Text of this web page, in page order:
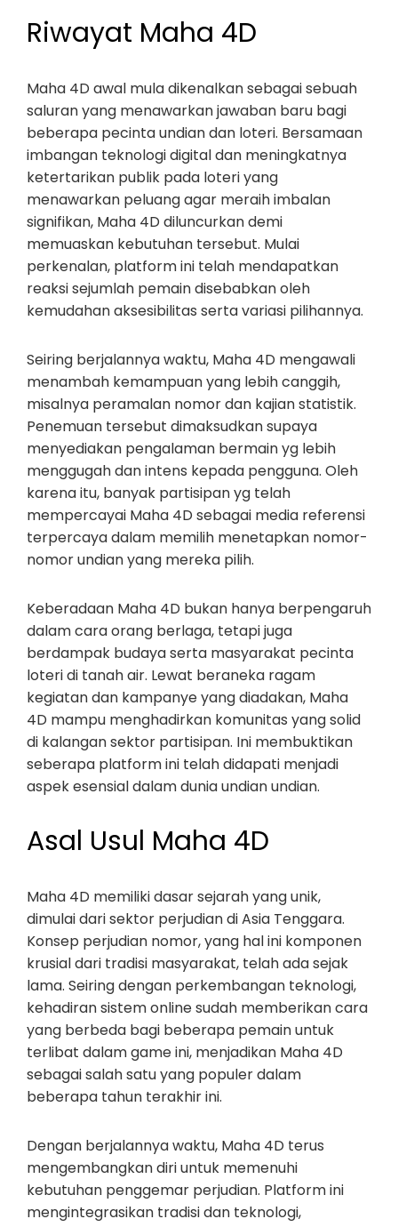
Riwayat Maha 4D
Maha 4D awal mula dikenalkan sebagai sebuah
saluran yang menawarkan jawaban baru bagi
beberapa pecinta undian dan loteri. Bersamaan
imbangan teknologi digital dan meningkatnya
ketertarikan publik pada loteri yang
menawarkan peluang agar meraih imbalan
signifikan, Maha 4D diluncurkan demi
memuaskan kebutuhan tersebut. Mulai
perkenalan, platform ini telah mendapatkan
reaksi sejumlah pemain disebabkan oleh
kemudahan aksesibilitas serta variasi pilihannya.
Seiring berjalannya waktu, Maha 4D mengawali
menambah kemampuan yang lebih canggih,
misalnya peramalan nomor dan kajian statistik.
Penemuan tersebut dimaksudkan supaya
menyediakan pengalaman bermain yg lebih
menggugah dan intens kepada pengguna. Oleh
karena itu, banyak partisipan yg telah
mempercayai Maha 4D sebagai media referensi
terpercaya dalam memilih menetapkan nomor-
nomor undian yang mereka pilih.
Keberadaan Maha 4D bukan hanya berpengaruh
dalam cara orang berlaga, tetapi juga
berdampak budaya serta masyarakat pecinta
loteri di tanah air. Lewat beraneka ragam
kegiatan dan kampanye yang diadakan, Maha
4D mampu menghadirkan komunitas yang solid
di kalangan sektor partisipan. Ini membuktikan
seberapa platform ini telah didapati menjadi
aspek esensial dalam dunia undian undian.
Asal Usul Maha 4D
Maha 4D memiliki dasar sejarah yang unik,
dimulai dari sektor perjudian di Asia Tenggara.
Konsep perjudian nomor, yang hal ini komponen
krusial dari tradisi masyarakat, telah ada sejak
lama. Seiring dengan perkembangan teknologi,
kehadiran sistem online sudah memberikan cara
yang berbeda bagi beberapa pemain untuk
terlibat dalam game ini, menjadikan Maha 4D
sebagai salah satu yang populer dalam
beberapa tahun terakhir ini.
Dengan berjalannya waktu, Maha 4D terus
mengembangkan diri untuk memenuhi
kebutuhan penggemar perjudian. Platform ini
mengintegrasikan tradisi dan teknologi,